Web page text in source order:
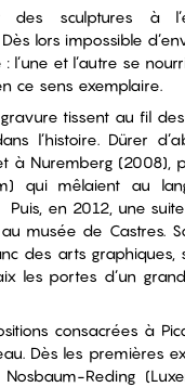
sculptures à
lors impossible
et l’autre se
ce sens exemplaire.
tissent au fil
l’histoire. Dürer
à Nuremberg (2008),
qui mêlaient au
en 2012, une
musée de Castres.
des arts graphiques,
les portes d’un
consacrées à
Dès les premières
Reding